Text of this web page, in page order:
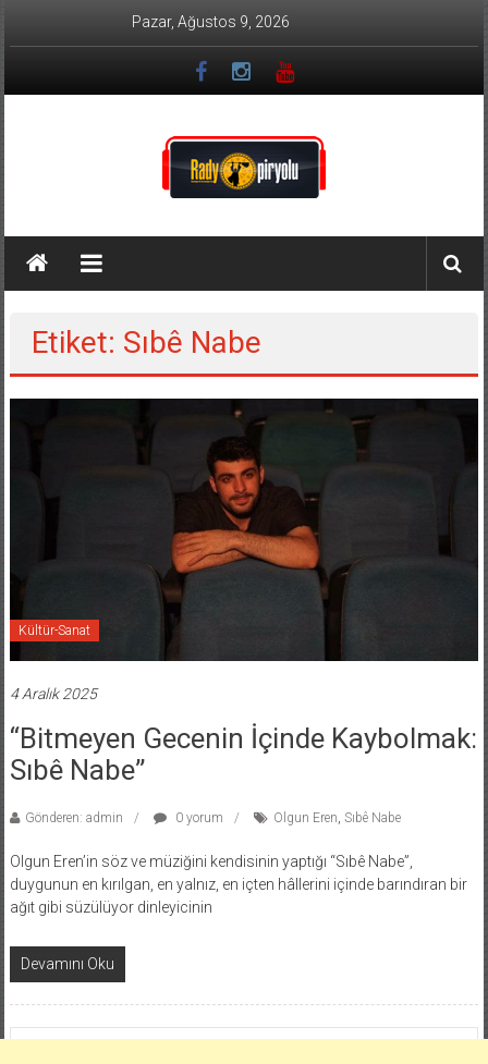
Pazar, Ağustos 9, 2026
Radyo
Piryolu
ÖzüEtiket: Sıbê Nabe
Kültür-Sanat
4 Aralık 2025
“Bitmeyen Gecenin İçinde Kaybolmak:
Sıbê Nabe”
Gönderen: admin 0 yorum Olgun Eren Sıbê Nabe
Olgun Eren’in söz ve müziğini kendisinin yaptığı “Sıbê Nabe”,
duygunun en kırılgan, en yalnız, en içten hâllerini içinde barındıran bir
ağıt gibi süzülüyor dinleyicinin
Devamını Oku